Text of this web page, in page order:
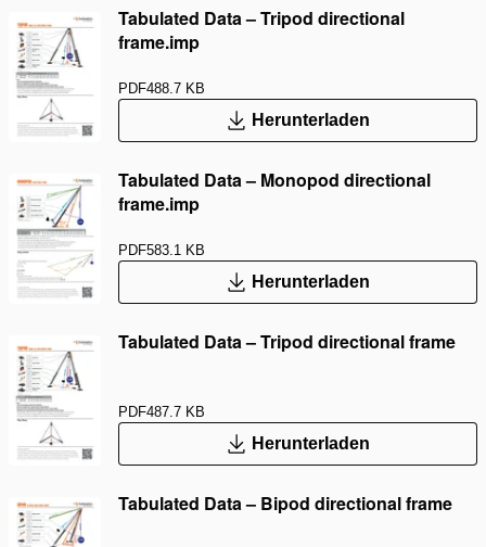
Tabulated Data – Tripod directional
frame.imp
PDF488.7 KB
Herunterladen
Tabulated Data – Monopod directional
frame.imp
PDF583.1 KB
Herunterladen
Tabulated Data – Tripod directional frame
PDF487.7 KB
Herunterladen
Tabulated Data – Bipod directional frame